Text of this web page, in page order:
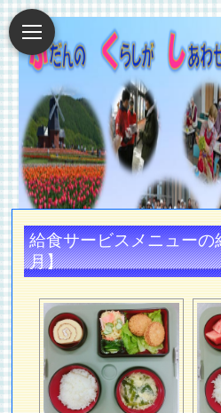
給食サービスメニュー
月】